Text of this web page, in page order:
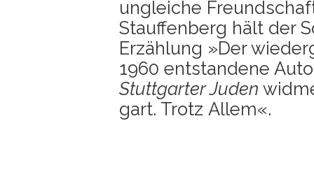
unglei­che
Stauf­fen­berg hält der
Erzäh­lung »Der
1960 ent­stan­de­ne
Stutt­gar­ter Juden
gart. Trotz Allem«.